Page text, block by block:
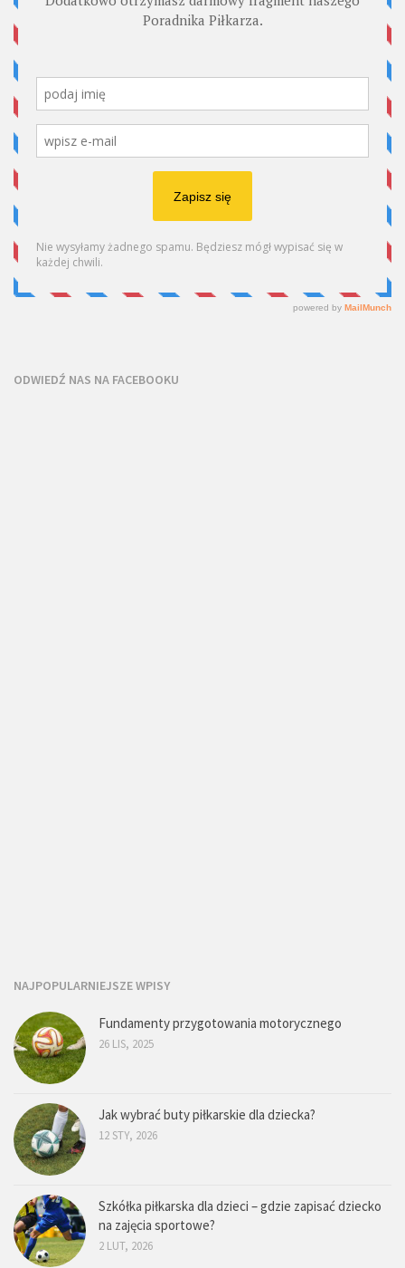
ODWIEDŹ NAS NA FACEBOOKU
NAJPOPULARNIEJSZE WPISY
Fundamenty przygotowania motorycznego
26 LIS, 2025
Jak wybrać buty piłkarskie dla dziecka?
12 STY, 2026
Szkółka piłkarska dla dzieci – gdzie zapisać dziecko
na zajęcia sportowe?
2 LUT, 2026